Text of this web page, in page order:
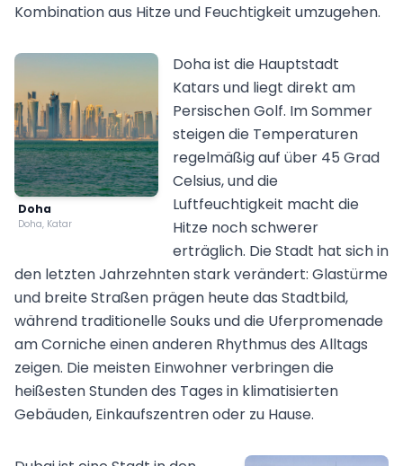
Kombination aus Hitze und Feuchtigkeit umzugehen.
Doha
Doha, Katar
Doha ist die Hauptstadt
Katars und liegt direkt am
Persischen Golf. Im Sommer
steigen die Temperaturen
regelmäßig auf über 45 Grad
Celsius, und die
Luftfeuchtigkeit macht die
Hitze noch schwerer
erträglich. Die Stadt hat sich in
den letzten Jahrzehnten stark verändert: Glastürme
und breite Straßen prägen heute das Stadtbild,
während traditionelle Souks und die Uferpromenade
am Corniche einen anderen Rhythmus des Alltags
zeigen. Die meisten Einwohner verbringen die
heißesten Stunden des Tages in klimatisierten
Gebäuden, Einkaufszentren oder zu Hause.